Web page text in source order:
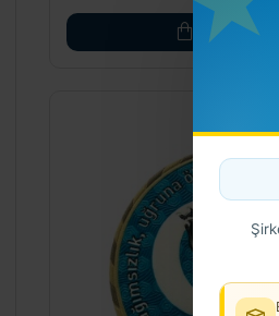
SEPETE EKLE